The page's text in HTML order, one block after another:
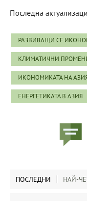
Последна
РАЗВИВАЩИ СЕ
КЛИМАТИЧНИ
ИКОНОМИКАТА НА
ЕНЕРГЕТИКАТА В АЗИЯ
ПОСЛЕДНИ НАЙ-